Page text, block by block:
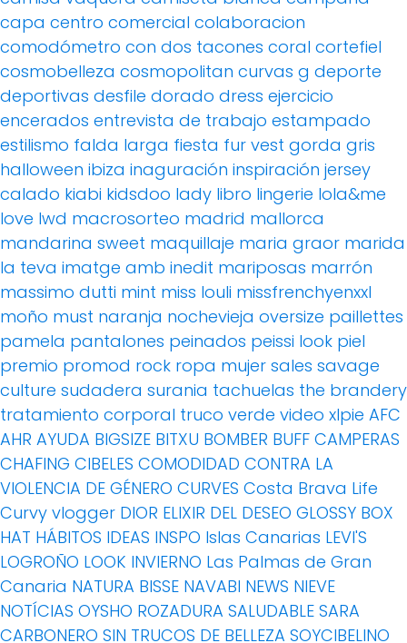
capa centro comercial colaboracion
comodómetro con dos tacones coral cortefiel
cosmobelleza cosmopolitan curvas g deporte
deportivas desfile dorado dress ejercicio
encerados entrevista de trabajo estampado
estilismo falda larga fiesta fur vest gorda gris
halloween ibiza inaguración inspiración jersey
calado kiabi kidsdoo lady libro lingerie lola&me
love lwd macrosorteo madrid mallorca
mandarina sweet maquillaje maria graor marida
la teva imatge amb inedit mariposas marrón
massimo dutti mint miss louli missfrenchyenxxl
moño must naranja nochevieja oversize paillettes
pamela pantalones peinados peissi look piel
premio promod rock ropa mujer sales savage
culture sudadera surania tachuelas the brandery
tratamiento corporal truco verde video xlpie AFC
AHR AYUDA BIGSIZE BITXU BOMBER BUFF CAMPERAS
CHAFING CIBELES COMODIDAD CONTRA LA
VIOLENCIA DE GÉNERO CURVES Costa Brava Life
Curvy vlogger DIOR ELIXIR DEL DESEO GLOSSY BOX
HAT HÁBITOS IDEAS INSPO Islas Canarias LEVI'S
LOGROÑO LOOK INVIERNO Las Palmas de Gran
Canaria NATURA BISSE NAVABI NEWS NIEVE
NOTÍCIAS OYSHO ROZADURA SALUDABLE SARA
CARBONERO SIN TRUCOS DE BELLEZA SOYCIBELINO